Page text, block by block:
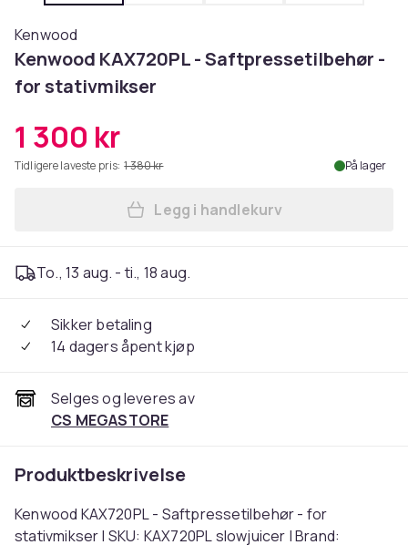
Kenwood
Kenwood KAX720PL - Saftpressetilbehør -
for stativmikser
1 300 kr
Tidligere laveste pris: 1 380 kr På lager
Legg Kenwood
Legg i handlekurv
To., 13 aug. - ti., 18 aug.
Sikker betaling
14 dagers åpent kjøp
Selges og leveres av
CS MEGASTORE
Produktbeskrivelse
Kenwood KAX720PL - Saftpressetilbehør - for
stativmikser | SKU: KAX720PL slowjuicer | Brand: